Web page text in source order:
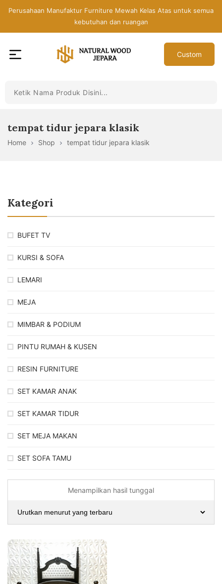
Perusahaan Manufaktur Furniture Mewah Kelas Atas untuk semua
kebutuhan dan ruangan
Jepara
Furniture
Jati
Custom
tempat tidur jepara klasik
Home Shop tempat tidur jepara klasik
Kategori
BUFET TV
KURSI & SOFA
LEMARI
MEJA
MIMBAR & PODIUM
PINTU RUMAH & KUSEN
RESIN FURNITURE
SET KAMAR ANAK
SET KAMAR TIDUR
SET MEJA MAKAN
SET SOFA TAMU
Menampilkan hasil tunggal